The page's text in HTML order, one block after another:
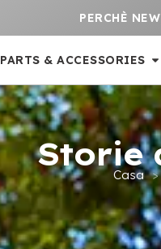
PERCHÈ
PARTS & ACCESSORIES
Storie
Casa >